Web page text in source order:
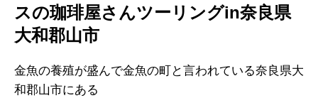
スの珈琲屋さんツーリングin奈良県
大和郡山市
金魚の養殖が盛んで金魚の町と言われている奈良県大
和郡山市にある